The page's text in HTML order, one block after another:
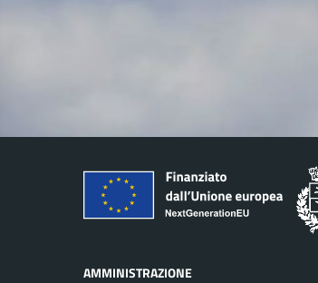
AMMINISTRAZIONE